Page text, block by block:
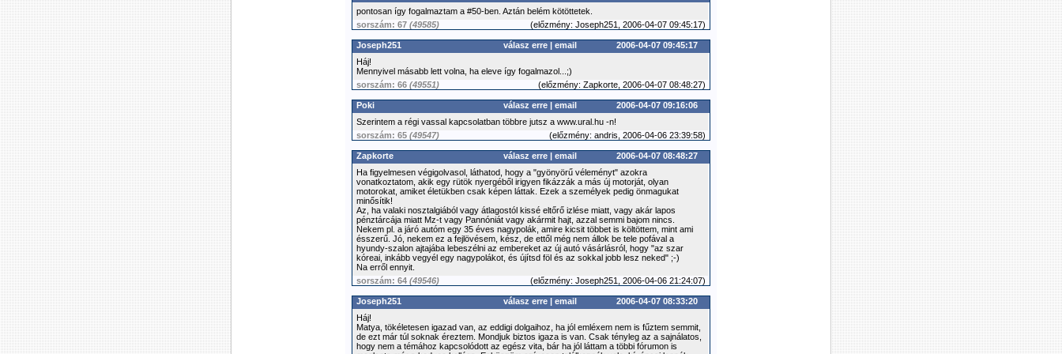
pontosan így fogalmaztam a #50-ben. Aztán belém kötöttetek.
sorszám: 67 (49585) (előzmény: Joseph251, 2006-04-07 09:45:17)
Joseph251 válasz erre | email
2006-04-07 09:45:17
Háj!
Mennyivel másabb lett volna, ha eleve így fogalmazol...;)
sorszám: 66 (49551) (előzmény: Zapkorte, 2006-04-07 08:48:27)
Poki válasz erre | email
2006-04-07 09:16:06
Szerintem a régi vassal kapcsolatban többre jutsz a www.ural.hu -n!
sorszám: 65 (49547) (előzmény: andris, 2006-04-06 23:39:58)
Zapkorte válasz erre | email
2006-04-07 08:48:27
Ha figyelmesen végigolvasol, láthatod, hogy a "gyönyörű véleményt" azokra
vonatkoztatom, akik egy rütök nyergéből irigyen fikázzák a más új motorját, olyan
motorokat, amiket életükben csak képen láttak. Ezek a személyek pedig önmagukat
minősítik!
Az, ha valaki nosztalgiából vagy átlagostól kissé eltőrő izlése miatt, vagy akár lapos
pénztárcája miatt Mz-t vagy Pannóniát vagy akármit hajt, azzal semmi bajom nincs.
Nekem pl. a járó autóm egy 35 éves nagypolák, amire kicsit többet is költöttem, mint ami
ésszerű. Jó, nekem ez a fejlövésem, kész, de ettől még nem állok be tele pofával a
hyundy-szalon ajtajába lebeszélni az embereket az új autó vásárlásról, hogy "az szar
kóreai, inkább vegyél egy nagypolákot, és újítsd föl és az sokkal jobb lesz neked" ;-)
Na erről ennyit.
sorszám: 64 (49546) (előzmény: Joseph251, 2006-04-06 21:24:07)
Joseph251 válasz erre | email
2006-04-07 08:33:20
Háj!
Matya, tökéletesen igazad van, az eddigi dolgaihoz, ha jól emléxem nem is fűztem semmit,
de ezt már túl soknak éreztem. Mondjuk biztos igaza is van. Csak tényleg az a sajnálatos,
hogy nem a témához kapcsolódott az egész vita, bár ha jól láttam a többi fórumon is